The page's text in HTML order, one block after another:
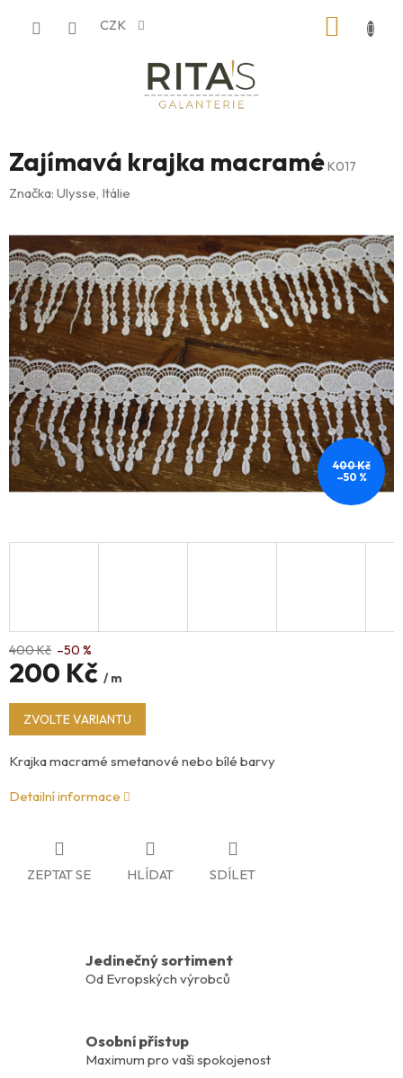
CZK
Zajímavá krajka macraméK017
Značka: Ulysse, Itálie
400 Kč
–50 %
400 Kč –50 %
200 Kč / m
Měrná
cena:
ZVOLTE VARIANTU
Krajka macramé smetanové nebo bílé barvy
Detailní informace
ZEPTAT SE HLÍDAT SDÍLET
Jedinečný sortiment
Od Evropských výrobců
Osobní přístup
Maximum pro vaši spokojenost